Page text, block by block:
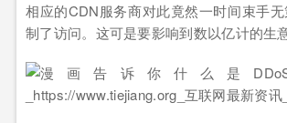
相应的CDN服务商对此竟然一时间束手
制了访问。这可是要影响到数以亿计的生